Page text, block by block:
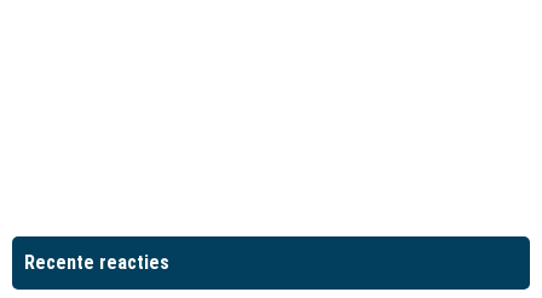
Recente reacties